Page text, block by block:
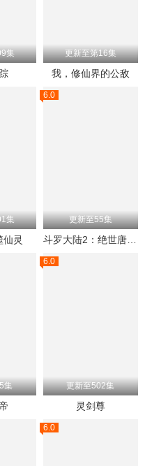
集 更新至第16集
我，修仙界的公敌
集
仙灵
6.0
更新至55集
斗罗大陆2：绝世唐门2023
集
6.0
更新至502集
灵剑尊
6.0